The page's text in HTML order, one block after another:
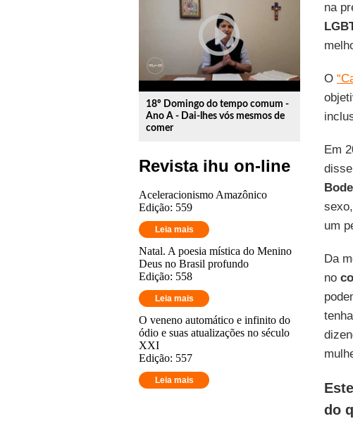
play_circle_outline
18º Domingo do tempo comum -
Ano A - Dai-lhes vós mesmos de
comer
Revista ihu on-line
Aceleracionismo Amazônico
Edição: 559
Leia mais
Natal. A poesia mística do Menino
Deus no Brasil profundo
Edição: 558
Leia mais
O veneno automático e infinito do
ódio e suas atualizações no século
XXI
Edição: 557
Leia mais
na
O
Em
Bode
um
Da
no
do